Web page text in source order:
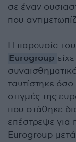
σε έναν
που
Η παρουσία
Eurogroup
ταυτίστηκε όσο
στιγμές της
που στάθηκε
επέστρεψε για
Eurogroup